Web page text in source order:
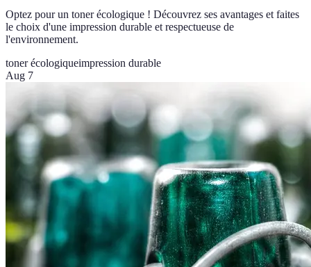
Optez pour un toner écologique ! Découvrez ses avantages et faites
le choix d'une impression durable et respectueuse de
l'environnement.
toner écologiqueimpression durable
Aug 7